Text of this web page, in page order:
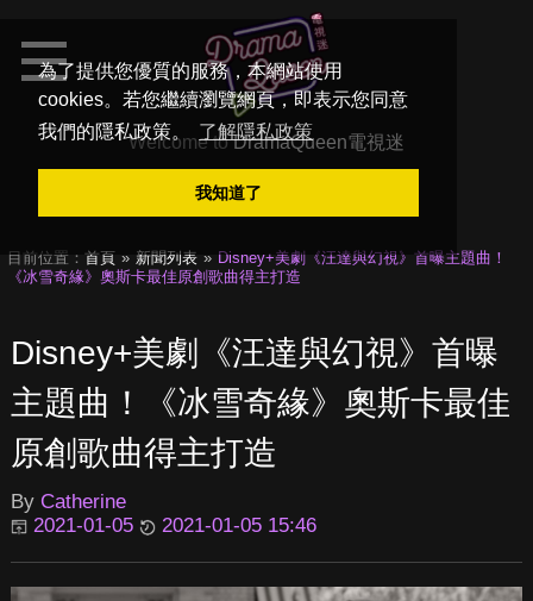
為了提供您優質的服務，本網站使用
cookies。若您繼續瀏覽網頁，即表示您同意
我們的隱私政策。
了解隱私政策
我知道了
Welcome toDramaQueen電視迷
目前位置： 首頁 新聞列表
Disney+美劇《汪達與幻視》首曝主題曲！
《冰雪奇緣》奧斯卡最佳原創歌曲得主打造
Disney+美劇《汪達與幻視》首曝
主題曲！《冰雪奇緣》奧斯卡最佳
原創歌曲得主打造
By Catherine
2021-01-05
2021-01-05 15:46